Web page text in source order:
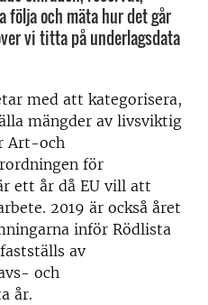
följa och mäta hur det går
vi titta på underlagsdata
med att kategorisera,
mängder av livsviktig
Art-och
för
ett år då EU vill att
2019 är också året
inför Rödlista
av
och
år.